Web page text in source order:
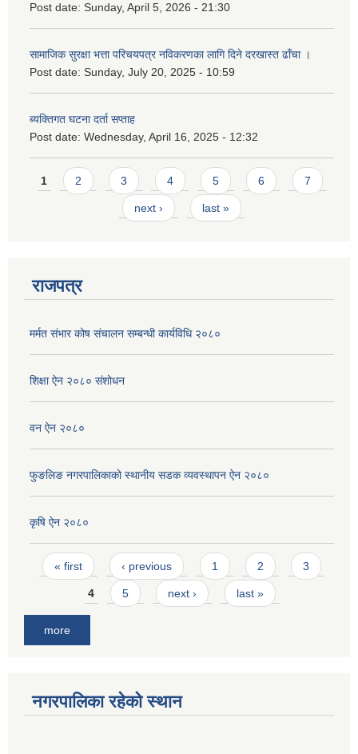
Post date: Sunday, April 5, 2026 - 21:30
सामाजिक सुरक्षा भत्ता परिचयपत्र नविकरणका लागि दिने दरखास्त ढाँचा ।
Post date: Sunday, July 20, 2025 - 10:59
ब्यक्तिगत घटना दर्ता सप्ताह
Post date: Wednesday, April 16, 2025 - 12:32
Pages
1 2 3 4 5 6 7
next › last »
राजपत्र
मर्मत संभार कोष संचालन सम्बन्धी कार्यविधि २०८०
शिक्षा ऐन २०८० संशोधन
वन ऐन २०८०
फुङलिङ नगरपालिकाको स्थानीय सडक व्यवस्थापन ऐन २०८०
कृषि ऐन २०८०
Pages
« first ‹ previous 1 2 3
4 5 next › last »
more
नगरपालिका रहेको स्थान